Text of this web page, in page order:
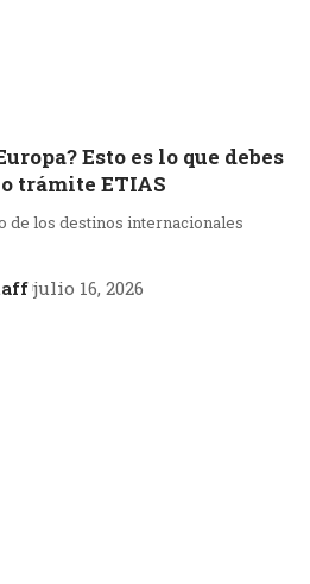
Esto es lo que debes
trámite ETIAS
de los destinos internacionales
julio 16, 2026